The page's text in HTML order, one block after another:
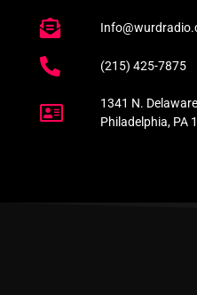
(215) 425-7875
1341 N.
Philadelphia, PA